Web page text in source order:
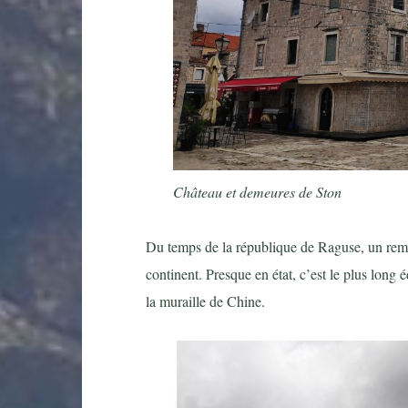
Château et demeures de Ston
Du temps de la république de Raguse, un
continent. Presque en état, c’est le plus
la muraille de Chine.